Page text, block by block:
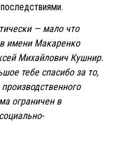
— мало что
имени Макаренко
Михайлович Кушнир.
тебе спасибо за то,
ограничен в